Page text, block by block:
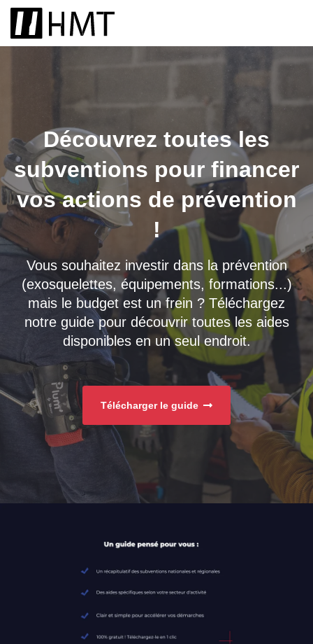
Découvrez toutes les
subventions pour financer
vos actions de prévention
!
Vous souhaitez investir dans la prévention
(exosquelettes, équipements, formations...)
mais le budget est un frein ? Téléchargez
notre guide pour découvrir toutes les aides
disponibles en un seul endroit.
Télécharger le guide